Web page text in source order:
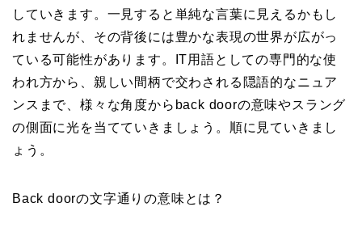
していきます。一見すると単純な言葉に見えるかもし
れませんが、その背後には豊かな表現の世界が広がっ
ている可能性があります。IT用語としての専門的な使
われ方から、親しい間柄で交わされる隠語的なニュア
ンスまで、様々な角度からback doorの意味やスラング
の側面に光を当てていきましょう。順に見ていきまし
ょう。
Back doorの文字通りの意味とは？